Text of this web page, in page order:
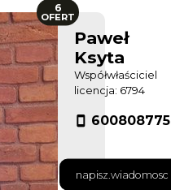
Paweł
Ksyta
Współwłaściciel
licencja: 6794
600808775
napisz.wiadomosc
6
OFERT